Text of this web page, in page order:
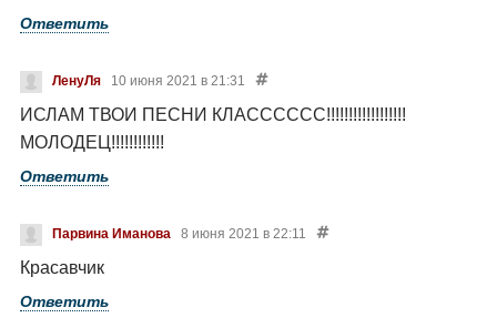
Ответить
ЛенуЛя 10 июня 2021 в 21:31
ИСЛАМ ТВОИ ПЕСНИ КЛАСССССС!!!!!!!!!!!!!!!!!!
МОЛОДЕЦ!!!!!!!!!!!!
Ответить
Парвина Иманова 8 июня 2021 в 22:11
Красавчик
Ответить